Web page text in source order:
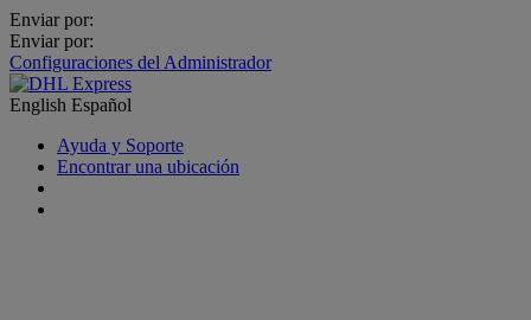
Enviar por:
Enviar por:
Configuraciones del Administrador
English Español
Ayuda y Soporte
Encontrar una ubicación